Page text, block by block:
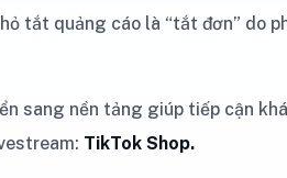
tắt quảng cáo là “tắt đơn” do
sang nền tảng giúp tiếp cận
TikTok Shop.